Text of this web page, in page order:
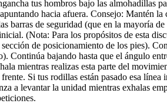
tus hombros bajo las almohadillas
hacia afuera. Consejo: Mantén
barras de seguridad (que en la mayoría
(Nota: Para los propósitos de esta
de posicionamiento de los pies).
Continúa bajando hasta que el ángulo
mientras realizas esta parte del
Si tus rodillas están pasado esa
a levantar la unidad mientras exhalas